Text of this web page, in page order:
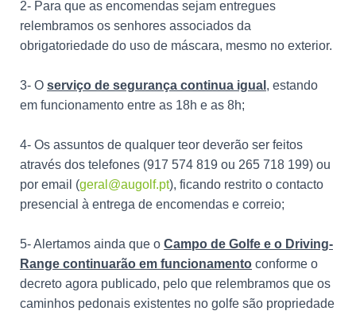
2- Para que as encomendas sejam entregues
relembramos os senhores associados da
obrigatoriedade do uso de máscara, mesmo no exterior.
3- O serviço de segurança continua igual , estando
em funcionamento entre as 18h e as 8h;
4- Os assuntos de qualquer teor deverão ser feitos
através dos telefones (917 574 819 ou 265 718 199) ou
por email (geral@augolf.pt), ficando restrito o contacto
presencial à entrega de encomendas e correio;
5- Alertamos ainda que o Campo de Golfe e o Driving-
Range continuarão em funcionamento conforme o
decreto agora publicado, pelo que relembramos que os
caminhos pedonais existentes no golfe são propriedade